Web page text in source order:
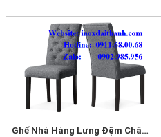
Ghế Nhà Hàng Lưng Đệm Chân Thép